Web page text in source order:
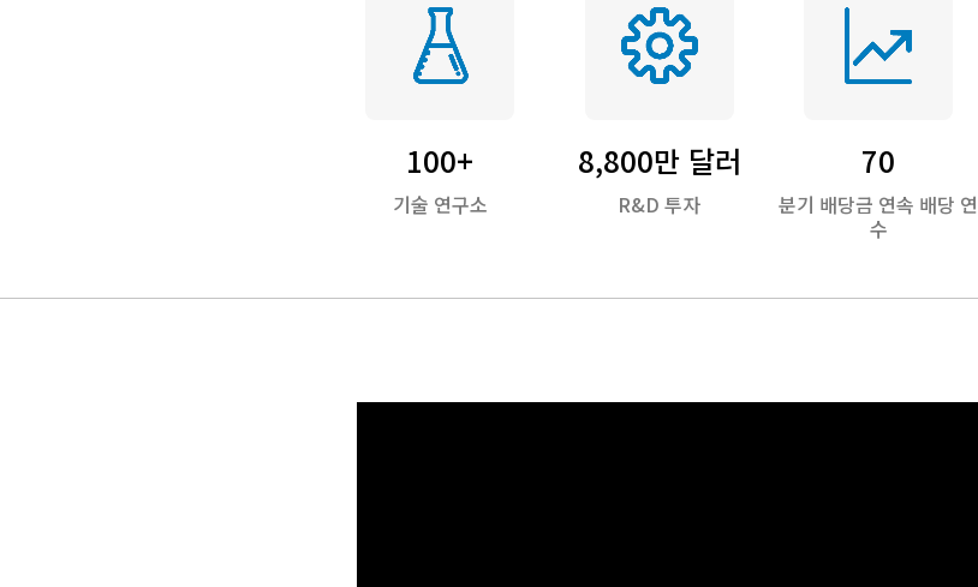
100+
기술 연구소
8,800만 달러
R&D 투자
70
분기 배당금 연속 배당 연
수